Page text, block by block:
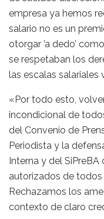
empresa ya hemos
salario no es un
otorgar ’a dedo’
se respetaban los
las escalas salariales
«Por todo esto,
incondicional de
del Convenio de
Periodista y la
Interna y del
autorizados de
Rechazamos los
contexto de claro